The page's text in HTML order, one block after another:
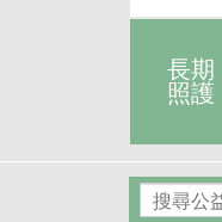
長期
照護